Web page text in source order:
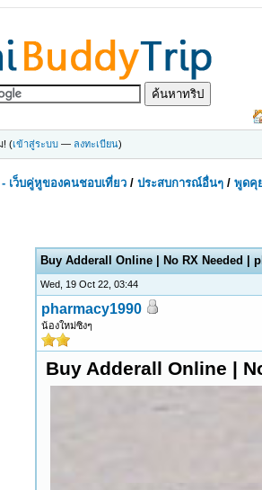
! (เข้าสู่ระบบ — ลงทะเบียน)
เว็บคู่หูของคนชอบเที่ยว /ประสบการณ์อื่นๆ /พูดคุ
Buy Adderall Online | No RX Needed |
Wed, 19 Oct 22, 03:44
pharmacy1990
น้องใหม่ซิงๆ
Buy Adderall Online |